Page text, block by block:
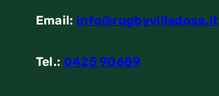
Email: info@rugbyvilladose.it
Tel.: 0425 90689